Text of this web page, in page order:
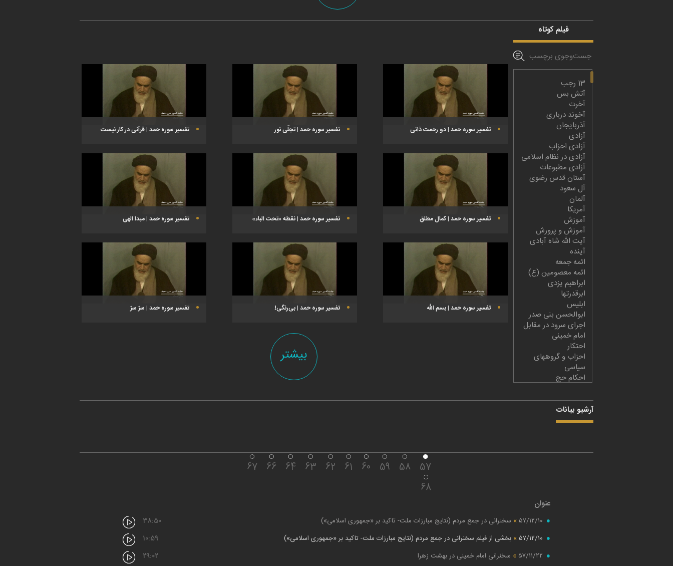
1398
1397
1396
1395
1394
فیلم کوتاه
13 رجب
آتش بس
آخرت
آخوند درباری
آذربایجان
آزادی
آزادی احزاب
آزادی در نظام اسلامی
آزادی مطبوعات
آستان قدس رضوی
آل سعود
آلمان
آمریکا
آموزش
آموزش و پرورش
آیت الله شاه آبادی
آینده
ائمه جمعه
ائمه معصومین (ع)
ابراهیم یزدی
ابرقدرتها
ابلیس
ابوالحسن بنی صدر
اجرای سرود در مقابل
امام خمینی
احتکار
احزاب و گروههای
سیاسی
احکام حج
اختلاف
اختلاف افکنی
اختلاف نظر
ادعیه و مناجات
ارزشهای انسانی
اساتید دانشگاهی
استقبال مردم از امام
تفسیر سوره حمد | دو رحمت ذاتی تفسیر سوره حمد | تجلّی نور تفسیر سوره حمد | قرآنی در کار نیست
تفسیر سوره حمد | کمال مطلق تفسیر سوره حمد | نقطه «تحت الباء» تفسیر سوره حمد | مبدا الهی
تفسیر سوره حمد | بسم الله تفسیر سوره حمد | بی‌رنگی! تفسیر سوره حمد | سرّ سرّ
بیشتر
آرشیو بیانات
57
58
59
60
61
62
63
64
66
67
68
عنوان
۵۷/۱۲/۱۰ » سخنرانی در جمع مردم (نتایج مبارزات ملت- تاکید بر «جمهوری اسلامی»)
38:50
۵۷/۱۲/۱۰ » بخشی از فیلم سخنرانی در جمع مردم (نتایج مبارزات ملت- تاکید بر «جمهوری اسلامی»)
10:59
۵۷/۱۱/۲۲ » سخنرانی امام خمینی در بهشت زهرا 29:02